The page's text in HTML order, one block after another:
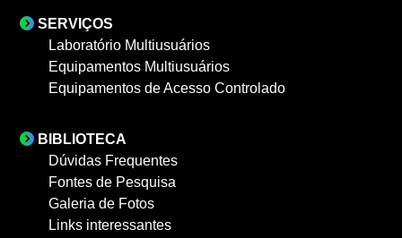
SERVIÇOS
Laboratório Multiusuários
Equipamentos Multiusuários
Equipamentos de Acesso Controlado
BIBLIOTECA
Dúvidas Frequentes
Fontes de Pesquisa
Galeria de Fotos
Links interessantes